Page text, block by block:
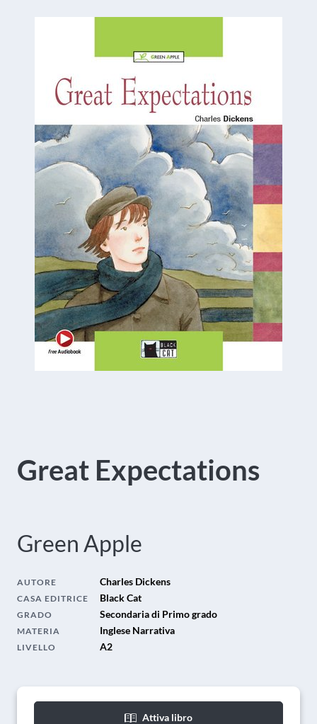
Great Expectations
Green Apple
AUTORE Charles Dickens
CASA EDITRICE Black Cat
GRADO Secondaria di Primo grado
MATERIA Inglese Narrativa
LIVELLO A2
Attiva libro